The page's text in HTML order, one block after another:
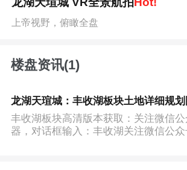
上帝视野，俯瞰全盘
楼盘资讯(1)
龙湖天瑄城：丰收湖板块土地详细规
丰收湖板块高清版本获取：关注微信
器，对话框输入：丰收湖关注微信公